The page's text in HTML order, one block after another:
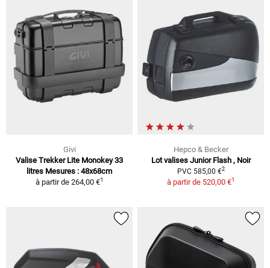
Givi
Valise Trekker Lite Monokey 33
litres Mesures : 48x68cm
à partir de 264,00 €1
Hepco & Becker
Lot valises Junior Flash , Noir
PVC 585,00 €2
à partir de 520,00 €1